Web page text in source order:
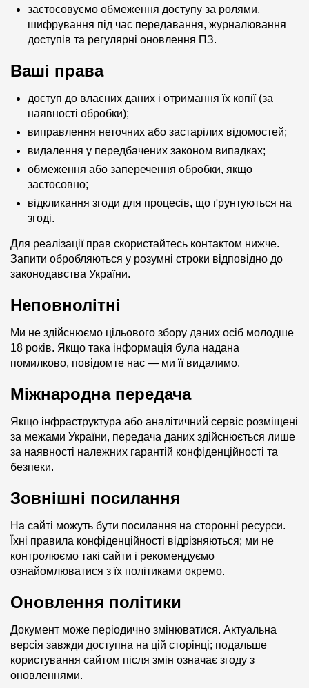
застосовуємо обмеження доступу за ролями,
шифрування під час передавання, журналювання
доступів та регулярні оновлення ПЗ.
Ваші права
доступ до власних даних і отримання їх копії (за
наявності обробки);
виправлення неточних або застарілих відомостей;
видалення у передбачених законом випадках;
обмеження або заперечення обробки, якщо
застосовно;
відкликання згоди для процесів, що ґрунтуються на
згоді.
Для реалізації прав скористайтесь контактом нижче.
Запити обробляються у розумні строки відповідно до
законодавства України.
Неповнолітні
Ми не здійснюємо цільового збору даних осіб молодше
18 років. Якщо така інформація була надана
помилково, повідомте нас — ми її видалимо.
Міжнародна передача
Якщо інфраструктура або аналітичний сервіс розміщені
за межами України, передача даних здійснюється лише
за наявності належних гарантій конфіденційності та
безпеки.
Зовнішні посилання
На сайті можуть бути посилання на сторонні ресурси.
Їхні правила конфіденційності відрізняються; ми не
контролюємо такі сайти і рекомендуємо
ознайомлюватися з їх політиками окремо.
Оновлення політики
Документ може періодично змінюватися. Актуальна
версія завжди доступна на цій сторінці; подальше
користування сайтом після змін означає згоду з
оновленнями.